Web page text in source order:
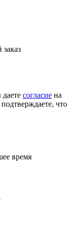
согласие на
что
время